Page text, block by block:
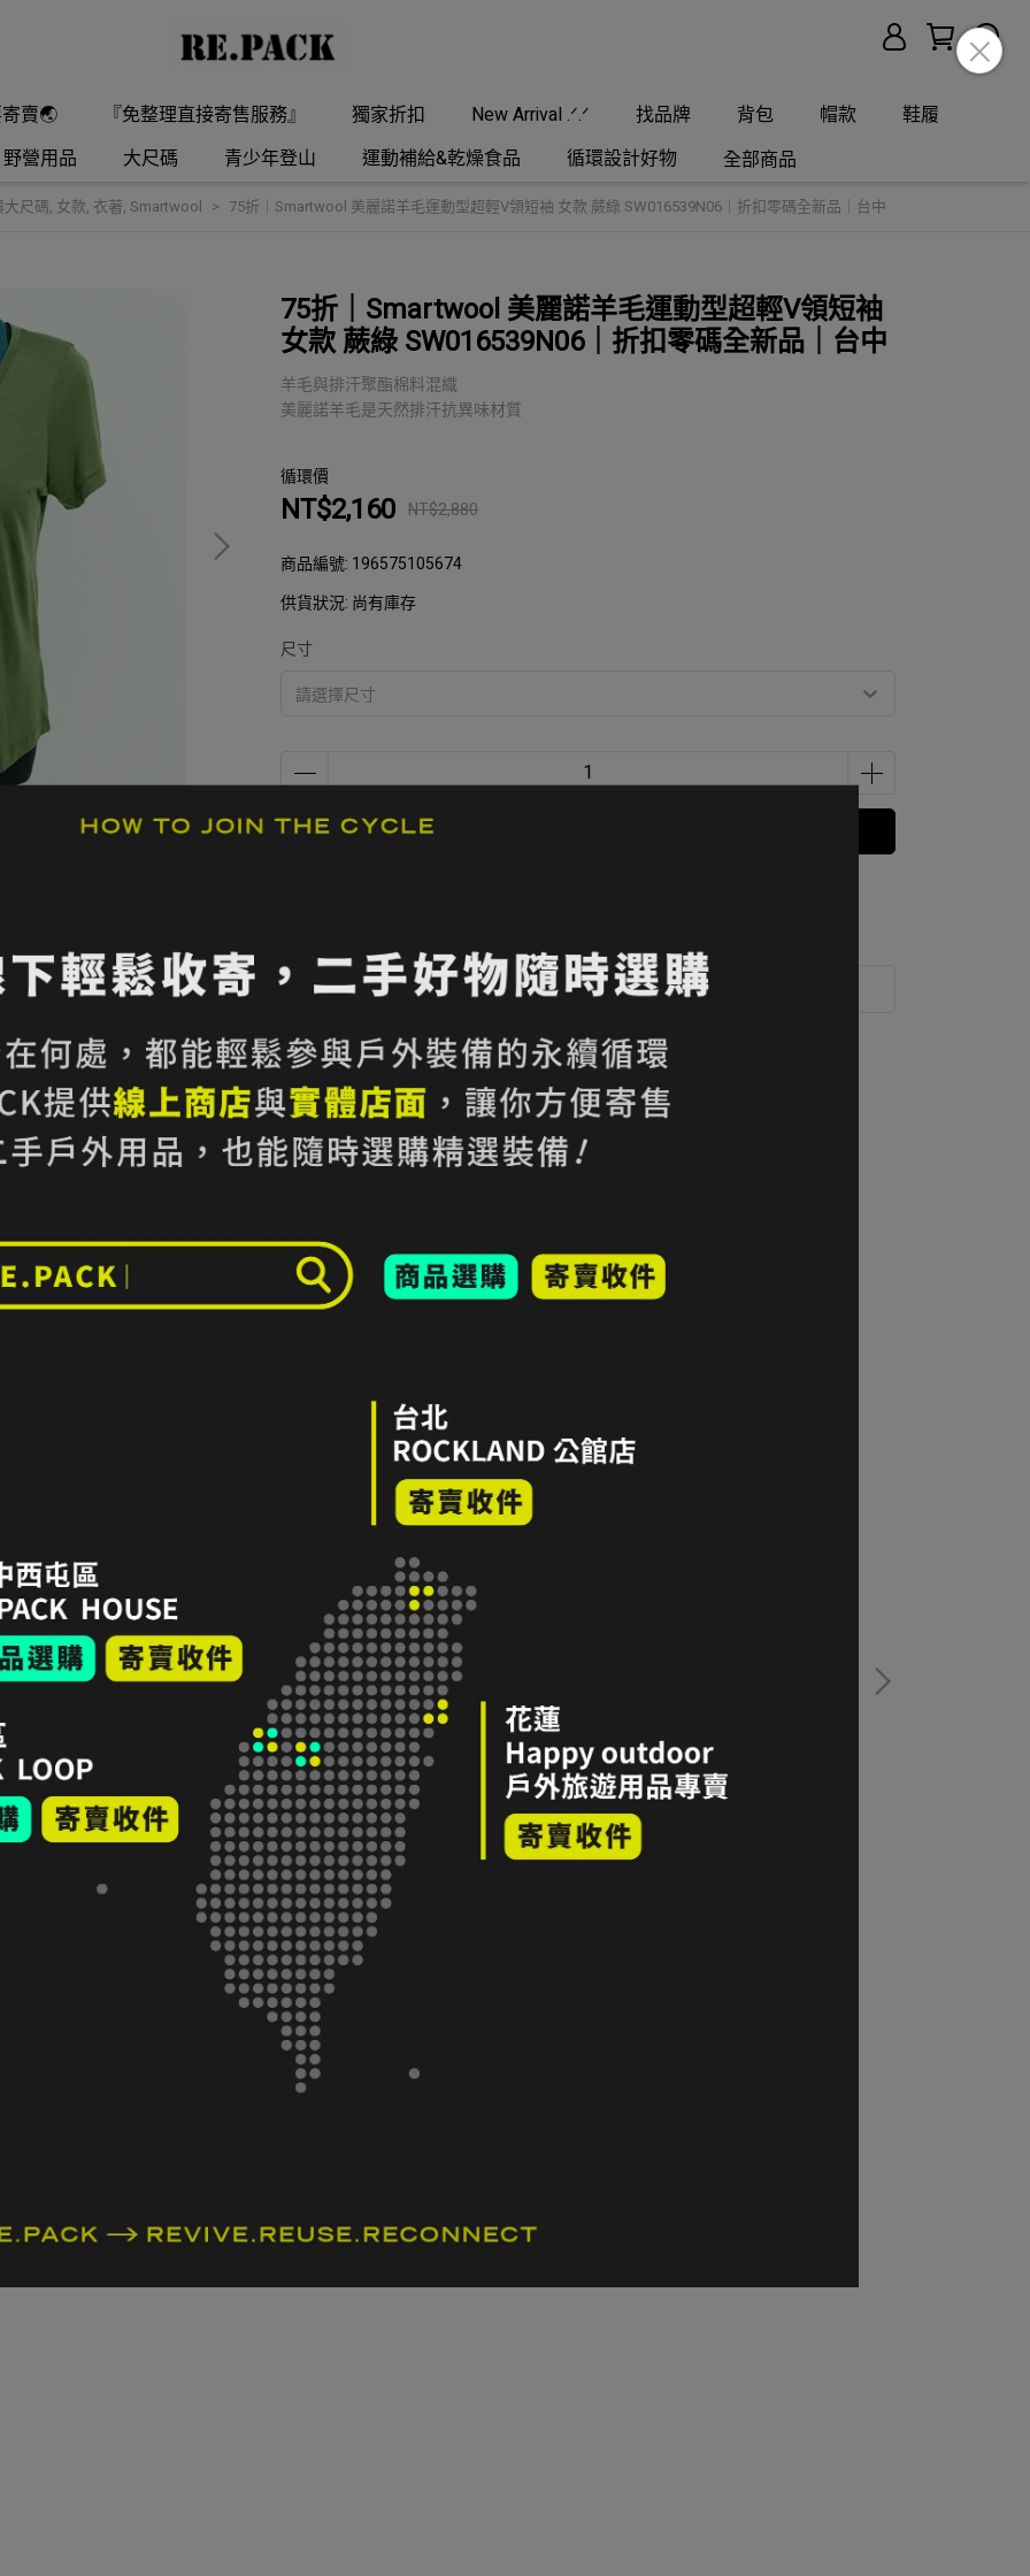
賣🌏 『免整理直接寄售服務』 獨家折扣 New Arrival .ᐟ.ᐟ 找品牌 背包 帽款
鞋履
野營用品
大尺碼 青少年登山 運動補給&乾燥食品 循環設計好物 全部商品
尺碼, 女款, 衣著, Smartwool 75折｜Smartwool 美麗諾羊毛運動型超輕V領短袖 女款 蕨綠 SW016539N06｜折扣零碼全新品｜台中
75折｜Smartwool 美麗諾羊毛運動型超輕V領短袖
女款 蕨綠 SW016539N06｜折扣零碼全新品｜台中
羊毛與排汗聚酯棉料混織
美麗諾羊毛是天然排汗抗異味材質
循環價
NT$2,160 NT$2,880
商品編號: 196575105674
供貨狀況: 尚有庫存
尺寸
加入購物車
規格說明 運送方式
THE NORTH FACE Half Dome Tee 短袖上衣
M 麻灰＃NF0A4QQB
NT$1,100
加入購物車
Polarstar 保暖中層半開襟拉鍊上衣 S碼 灰色
NT$1,100